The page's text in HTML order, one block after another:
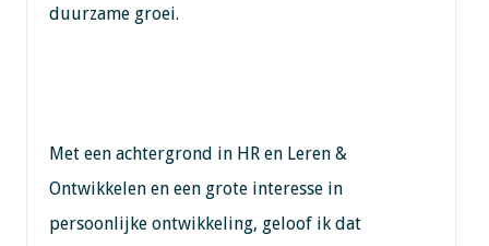
duurzame groei.
Met een achtergrond in HR en Leren &
Ontwikkelen en een grote interesse in
persoonlijke ontwikkeling, geloof ik dat